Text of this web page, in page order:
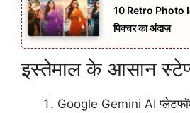
10 Retro Photo
पिक्चर का अंदाज़
इस्तेमाल के आसान
Google Gemini AI